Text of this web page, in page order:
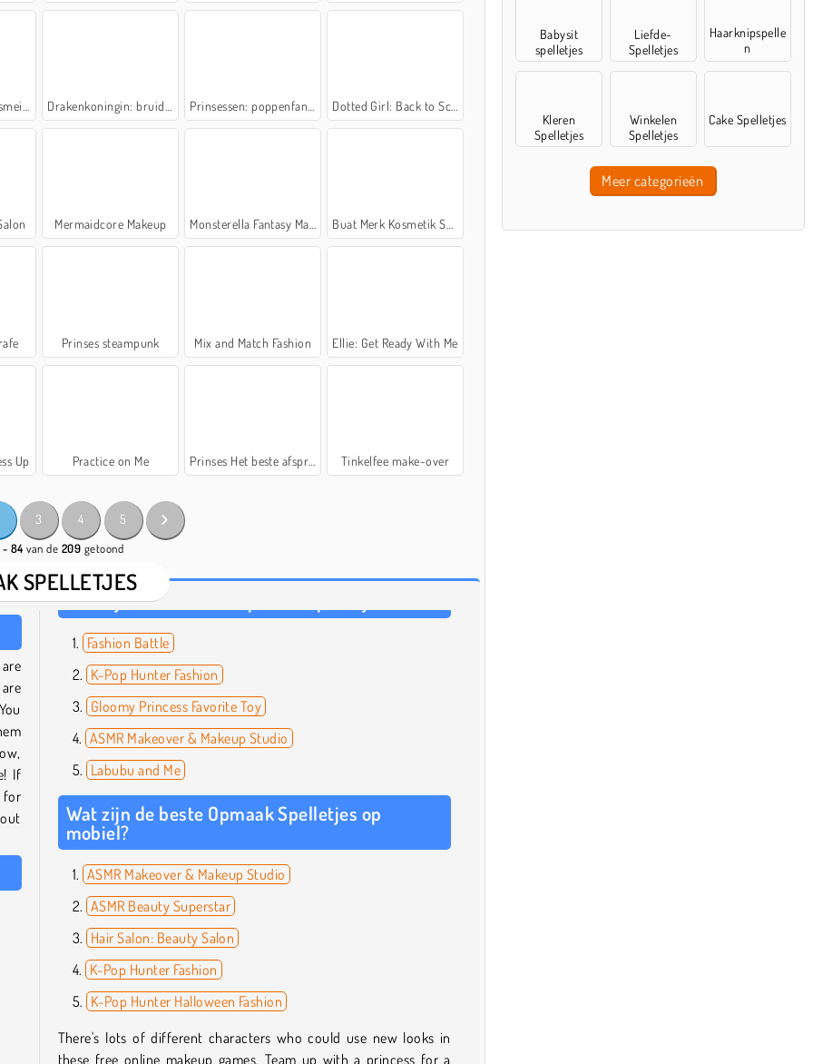
Drakenkoningin: bruidsjurk Prinsessen: poppenfantasie Dotted Girl: Back to School
Mermaidcore Makeup Monsterella Fantasy Makeup Buat Merk Kosmetik Sendiri
Prinses steampunk Mix and Match Fashion Ellie: Get Ready With Me
Up Practice on Me Prinses Het beste afspraakje ooit Tinkelfee make-over
3 4 5
- 84 van de 209 getoond
SPELLETJES
If
for
Fashion Battle
K-Pop Hunter Fashion
Gloomy Princess Favorite Toy
ASMR Makeover & Makeup Studio
Labubu and Me
Wat zijn de beste Opmaak Spelletjes op
mobiel?
ASMR Makeover & Makeup Studio
ASMR Beauty Superstar
Hair Salon: Beauty Salon
K-Pop Hunter Fashion
K-Pop Hunter Halloween Fashion
There's lots of different characters who could use new looks in
these free online makeup games. Team up with a princess for a
Babysit
spelletjes
Liefde-
Spelletjes
Haarknipspelle
n
Kleren
Spelletjes
Winkelen
Spelletjes
Cake Spelletjes
Meer categorieën